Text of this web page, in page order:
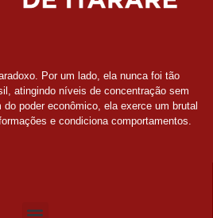
Por um lado, ela nunca foi tão
atingindo níveis de concentração sem
poder econômico, ela exerce um brutal
e condiciona comportamentos.